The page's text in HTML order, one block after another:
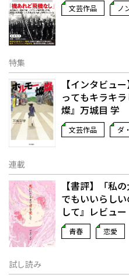
文芸作品 ノ
特集
【インタビュ
ってもキラキ
燦』万城目 学
文芸作品 ダ
連載
【書評】「私
でもいいらしい
して』レビュ
青春 恋愛
試し読み